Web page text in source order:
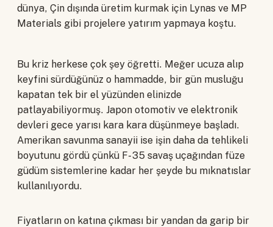
dünya, Çin dışında üretim kurmak için Lynas ve MP
Materials gibi projelere yatırım yapmaya koştu.
Bu kriz herkese çok şey öğretti. Meğer ucuza alıp
keyfini sürdüğünüz o hammadde, bir gün musluğu
kapatan tek bir el yüzünden elinizde
patlayabiliyormuş. Japon otomotiv ve elektronik
devleri gece yarısı kara kara düşünmeye başladı.
Amerikan savunma sanayii ise işin daha da tehlikeli
boyutunu gördü çünkü F-35 savaş uçağından füze
güdüm sistemlerine kadar her şeyde bu mıknatıslar
kullanılıyordu.
Fiyatların on katına çıkması bir yandan da garip bir